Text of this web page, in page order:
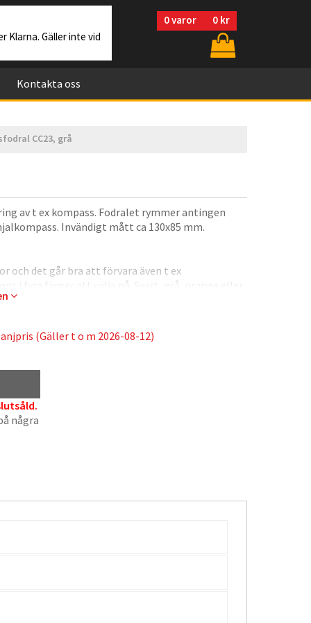
0varor 0 kr
Klarna. Gäller inte vid
Kontakta oss
CC23, grå
av t ex kompass. Fodralet rymmer antingen
Invändigt mått ca 130x85 mm.
och det går bra att förvara även t ex
i fyra färger att välja på. Svart, grå, orange eller
(Gäller t o m 2026-08-12)
några